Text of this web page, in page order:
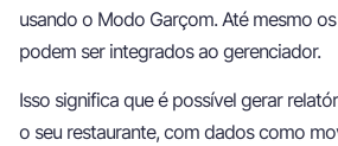
usando o Modo Garçom. Até mesmo
podem ser integrados ao gerenciador.
Isso significa que é possível gerar
o seu restaurante, com dados como